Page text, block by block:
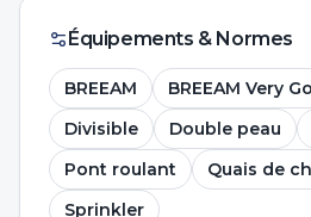
Équipements & Normes
BREEAM BREEAM Very
Divisible
Double peau
Pont roulant
Quais de
Sprinkler